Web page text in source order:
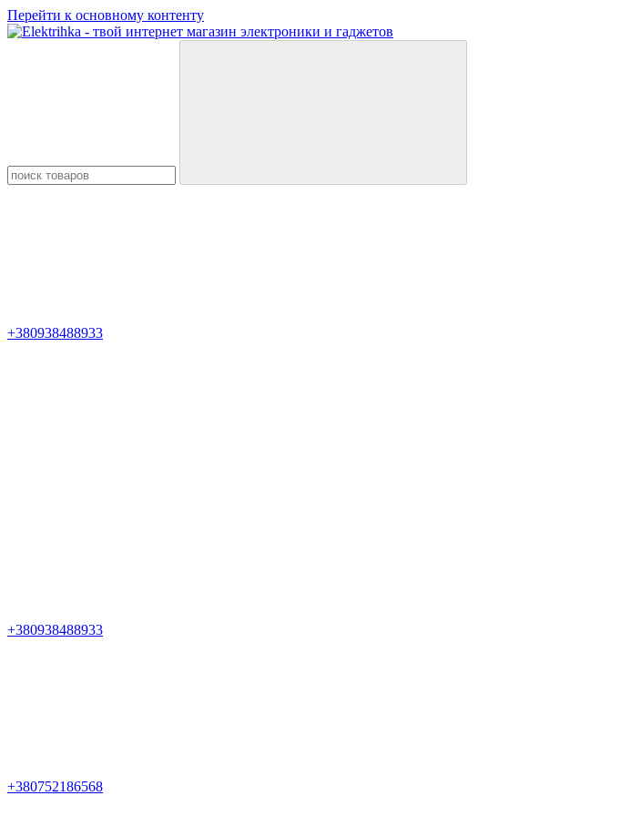
Перейти к основному контенту
+380938488933
+380938488933
+380752186568